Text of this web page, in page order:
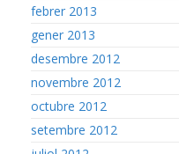
febrer 2013
gener 2013
desembre 2012
novembre 2012
octubre 2012
setembre 2012